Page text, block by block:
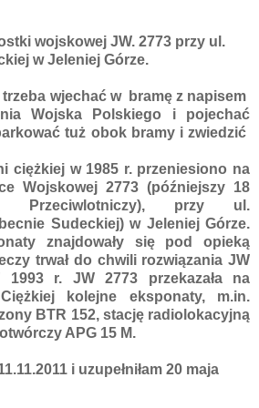
wojskowej JW. 2773 przy ul.
w Jeleniej Górze.
trzeba wjechać w bramę z napisem
Wojska Polskiego i pojechać
tuż obok bramy i zwiedzić
ciężkiej w 1985 r. przeniesiono na
Wojskowej 2773 (późniejszy 18
Przeciwlotniczy), przy ul.
Sudeckiej) w Jeleniej Górze.
znajdowały się pod opieką
trwał do chwili rozwiązania JW
r. JW 2773 przekazała na
kolejne eksponaty, m.in.
BTR 152, stację radiolokacyjną
APG 15 M.
i uzupełniłam 20 maja